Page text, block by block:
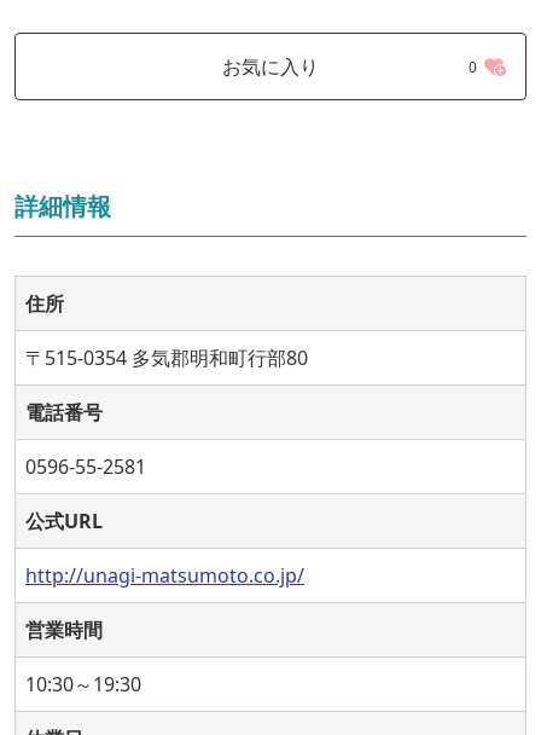
お気に入り 0
詳細情報
住所
〒515-0354 多気郡明和町行部80
電話番号
0596-55-2581
公式URL
http://unagi-matsumoto.co.jp/
営業時間
10:30～19:30